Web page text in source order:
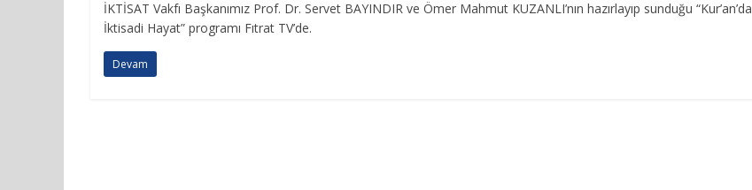
İKTİSAT Vakfı Başkanımız Prof. Dr. Servet BAYINDIR ve Ömer Mahmut KUZANLI’nın hazırlayıp sunduğu “Kur’an’da
İktisadi Hayat” programı Fıtrat TV’de.
Devam